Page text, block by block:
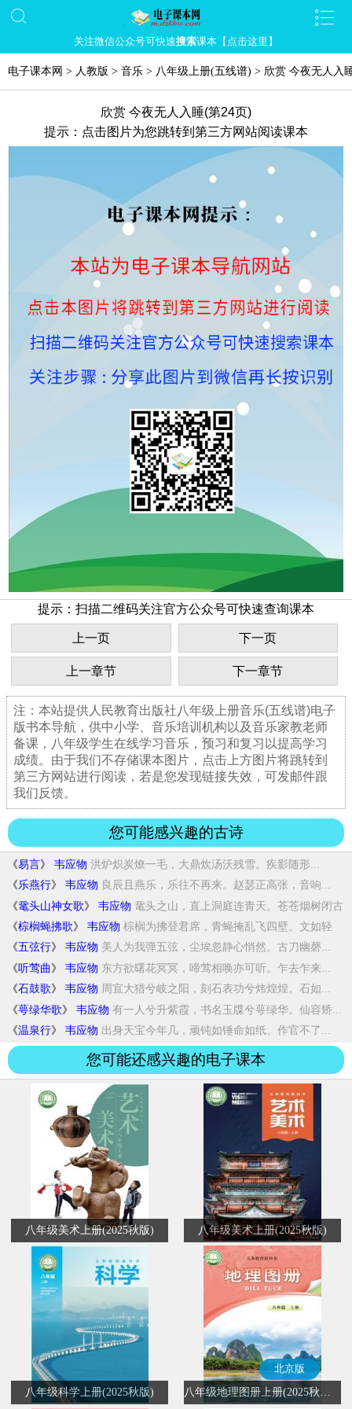
关注微信公众号可快速搜索课本【点击这里】
电子课本网 > 人教版 > 音乐 > 八年级上册(五线谱) > 欣赏 今夜无人入
欣赏 今夜无人入睡(第24页)
提示：点击图片为您跳转到第三方网站阅读课本
提示：扫描二维码关注官方公众号可快速查询课本
上一页 下一页
上一章节 下一章节
注：本站提供人民教育出版社八年级上册音乐(五线谱)电子
版书本导航，供中小学、音乐培训机构以及音乐家教老师
备课，八年级学生在线学习音乐，预习和复习以提高学习
成绩。由于我们不存储课本图片，点击上方图片将跳转到
第三方网站进行阅读，若是您发现链接失效，可发邮件跟
我们反馈。
您可能感兴趣的古诗
《易言》 韦应物 洪炉炽炭燎一毛，大鼎炊汤沃残雪。疾影随形...
《乐燕行》 韦应物 良辰且燕乐，乐往不再来。赵瑟正高张，音响...
《鼋头山神女歌》 韦应物 鼋头之山，直上洞庭连青天。苍苍烟树闭古
庙...
《棕榈蝇拂歌》 韦应物 棕榈为拂登君席，青蝇掩乱飞四壁。文如轻
罗...
《五弦行》 韦应物 美人为我弹五弦，尘埃忽静心悄然。古刀幽磬...
《 听莺曲 》 韦应物 东方欲曙花冥冥，啼莺相唤亦可听。乍去乍来...
《石鼓歌》 韦应物 周宣大猎兮岐之阳，刻石表功兮炜煌煌。石如...
《萼绿华歌》 韦应物 有一人兮升紫霞，书名玉牒兮萼绿华。仙容矫...
《温泉行》 韦应物 出身天宝今年几，顽钝如锤命如纸。作官不了...
您可能还感兴趣的电子课本
八年级美术上册(2025秋版) 八年级美术上册(2025秋版)
八年级科学上册(2025秋版)
北京版
八年级地理图册上册(2025秋版)(北京版)